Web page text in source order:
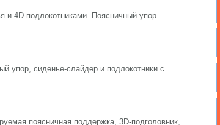
и 4D-подлокотниками. Поясничный упор
упор, сиденье-слайдер и подлокотники с
поясничная поддержка, 3D-подголовник,